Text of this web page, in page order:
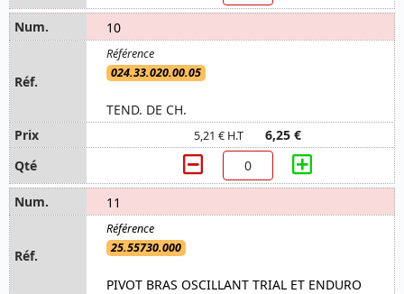
10
024.33.020.00.05
TEND. DE CH.
5,21 € H.T 6,25 €
11
25.55730.000
PIVOT BRAS OSCILLANT TRIAL ET ENDURO